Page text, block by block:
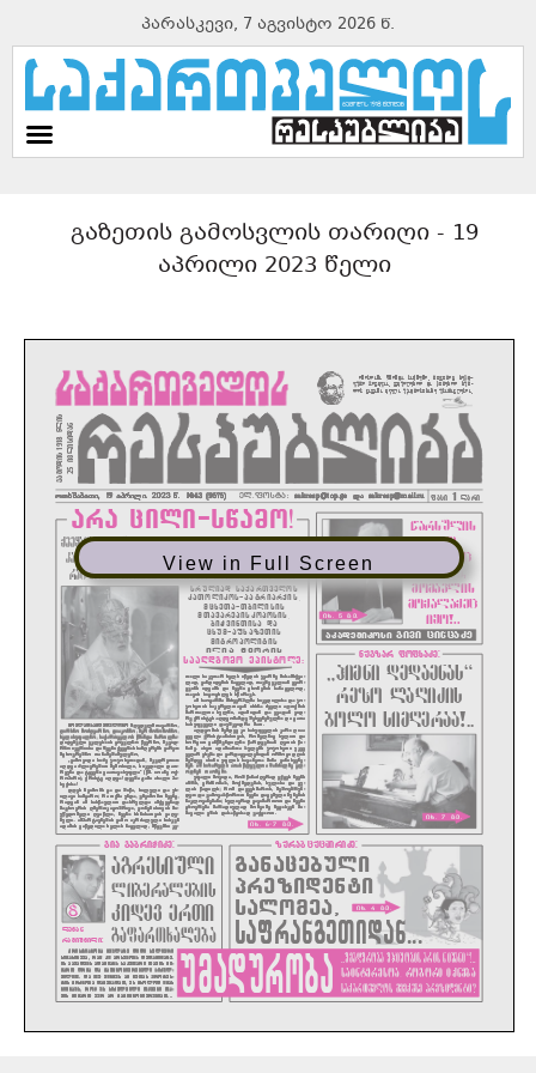
პარასკევი, 7 აგვისტო 2026 წ.
გაზეთის გამოსვლის თარიღი - 19
აპრილი 2023 წელი
View in Full Screen